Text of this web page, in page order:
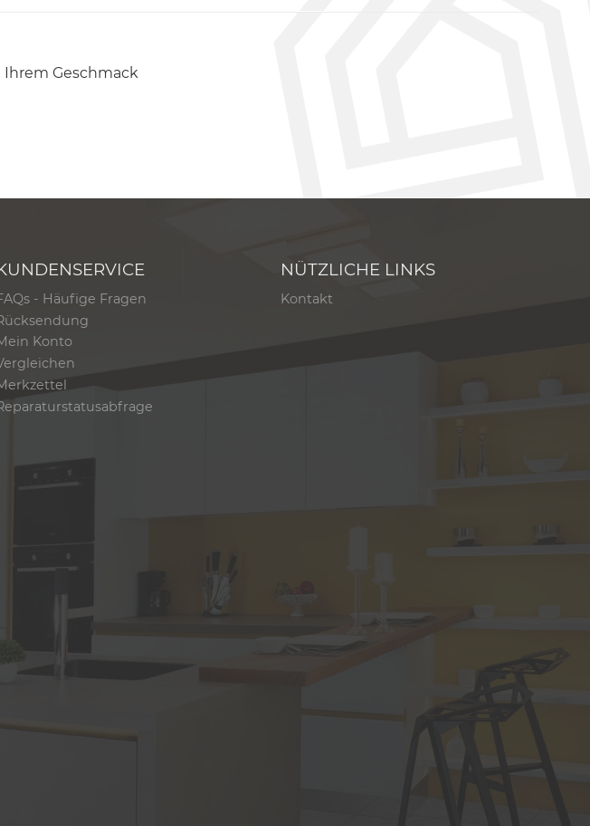
Geschmack
- Häufige Fragen
Konto
NÜTZLICHE LINKS
Kontakt